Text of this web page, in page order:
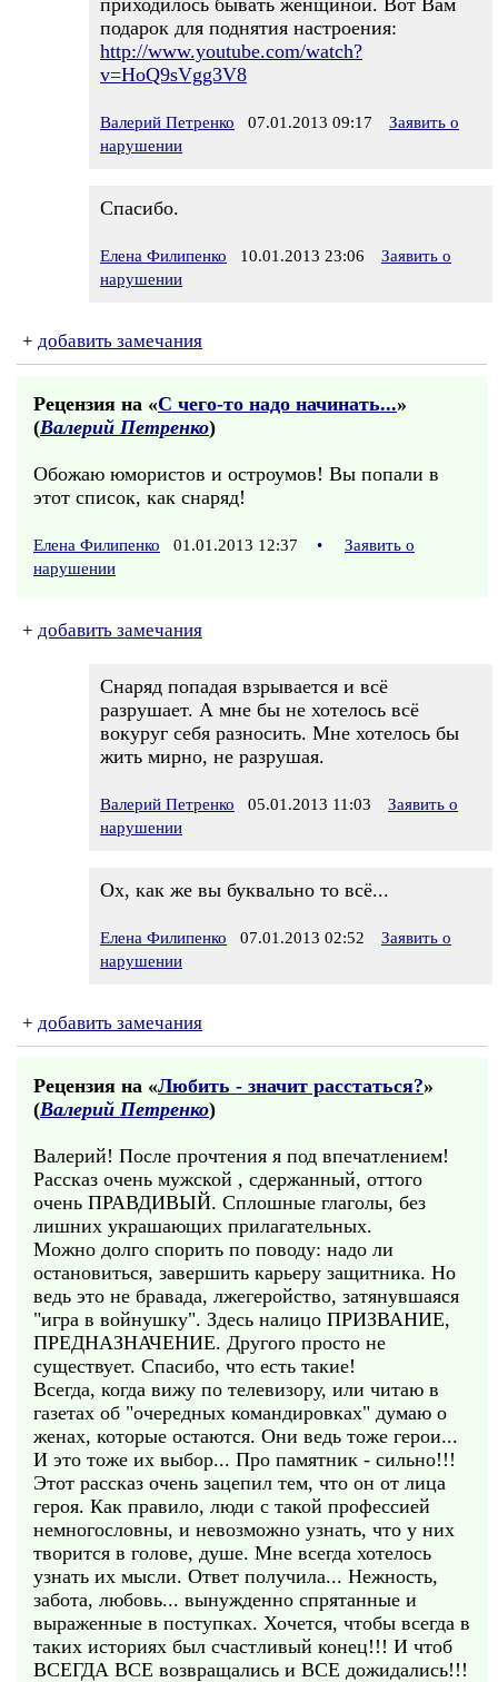
приходилось бывать женщиной. Вот Вам
подарок для поднятия настроения:
http://www.youtube.com/watch?
v=HoQ9sVgg3V8
Валерий Петренко 07.01.2013 09:17
Заявить о
нарушении
Cпасибо.
Елена Филипенко 10.01.2013 23:06
Заявить о
нарушении
+ добавить замечания
Рецензия на «С чего-то надо начинать...»
(Валерий Петренко)
Обожаю юмористов и остроумов! Вы попали в
этот список, как снаряд!
Елена Филипенко 01.01.2013 12:37 •
Заявить о
нарушении
+ добавить замечания
Снаряд попадая взрывается и всё
разрушает. А мне бы не хотелось всё
вокуруг себя разносить. Мне хотелось бы
жить мирно, не разрушая.
Валерий Петренко 05.01.2013 11:03
Заявить о
нарушении
Ох, как же вы буквально то всё...
Елена Филипенко 07.01.2013 02:52
Заявить о
нарушении
+ добавить замечания
Рецензия на «Любить - значит расстаться?»
(Валерий Петренко)
Валерий! После прочтения я под впечатлением!
Рассказ очень мужской , сдержанный, оттого
очень ПРАВДИВЫЙ. Сплошные глаголы, без
лишних украшающих прилагательных.
Можно долго спорить по поводу: надо ли
остановиться, завершить карьеру защитника. Но
ведь это не бравада, лжегеройство, затянувшаяся
"игра в войнушку". Здесь налицо ПРИЗВАНИЕ,
ПРЕДНАЗНАЧЕНИЕ. Другого просто не
существует. Спасибо, что есть такие!
Всегда, когда вижу по телевизору, или читаю в
газетах об "очередных командировках" думаю о
женах, которые остаются. Они ведь тоже герои...
И это тоже их выбор... Про памятник - сильно!!!
Этот рассказ очень зацепил тем, что он от лица
героя. Как правило, люди с такой профессией
немногословны, и невозможно узнать, что у них
творится в голове, душе. Мне всегда хотелось
узнать их мысли. Ответ получила... Нежность,
забота, любовь... вынужденно спрятанные и
выраженные в поступках. Хочется, чтобы всегда в
таких историях был счастливый конец!!! И чтоб
ВСЕГДА ВСЕ возвращались и ВСЕ дожидались!!!